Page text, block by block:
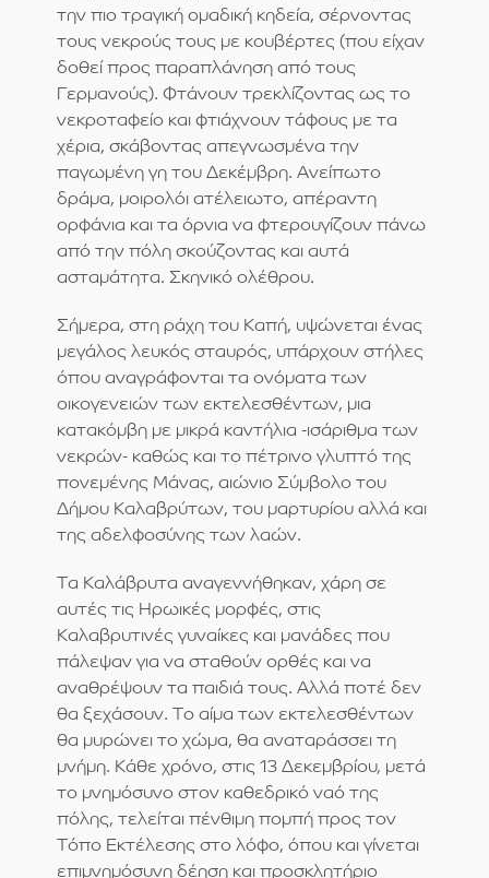
την πιο τραγική ομαδική κηδεία, σέρνοντας
τους νεκρούς τους με κουβέρτες (που είχαν
δοθεί προς παραπλάνηση από τους
Γερμανούς). Φτάνουν τρεκλίζοντας ως το
νεκροταφείο και φτιάχνουν τάφους με τα
χέρια, σκάβοντας απεγνωσμένα την
παγωμένη γη του Δεκέμβρη. Ανείπωτο
δράμα, μοιρολόι ατέλειωτο, απέραντη
ορφάνια και τα όρνια να φτερουγίζουν πάνω
από την πόλη σκούζοντας και αυτά
ασταμάτητα. Σκηνικό ολέθρου.
Σήμερα, στη ράχη του Καπή, υψώνεται ένας
μεγάλος λευκός σταυρός, υπάρχουν στήλες
όπου αναγράφονται τα ονόματα των
οικογενειών των εκτελεσθέντων, μια
κατακόμβη με μικρά καντήλια -ισάριθμα των
νεκρών- καθώς και το πέτρινο γλυπτό της
πονεμένης Μάνας, αιώνιο Σύμβολο του
Δήμου Καλαβρύτων, του μαρτυρίου αλλά και
της αδελφοσύνης των λαών.
Τα Καλάβρυτα αναγεννήθηκαν, χάρη σε
αυτές τις Ηρωικές μορφές, στις
Καλαβρυτινές γυναίκες και μανάδες που
πάλεψαν για να σταθούν ορθές και να
αναθρέψουν τα παιδιά τους. Αλλά ποτέ δεν
θα ξεχάσουν. Το αίμα των εκτελεσθέντων
θα μυρώνει το χώμα, θα αναταράσσει τη
μνήμη. Κάθε χρόνο, στις 13 Δεκεμβρίου, μετά
το μνημόσυνο στον καθεδρικό ναό της
πόλης, τελείται πένθιμη πομπή προς τον
Τόπο Εκτέλεσης στο λόφο, όπου και γίνεται
επιμνημόσυνη δέηση και προσκλητήριο